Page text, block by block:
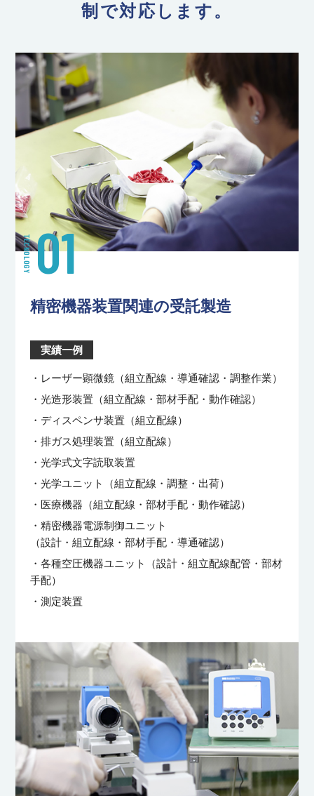
制で対応します。
TECNOLOGY01
精密機器装置関連の受託製造
実績一例
・レーザー顕微鏡（組立配線・導通確認・調整作業）
・光造形装置（組立配線・部材手配・動作確認）
・ディスペンサ装置（組立配線）
・排ガス処理装置（組立配線）
・光学式文字読取装置
・光学ユニット（組立配線・調整・出荷）
・医療機器（組立配線・部材手配・動作確認）
・精密機器電源制御ユニット
（設計・組立配線・部材手配・導通確認）
・各種空圧機器ユニット（設計・組立配線配管・部材
手配）
・測定装置